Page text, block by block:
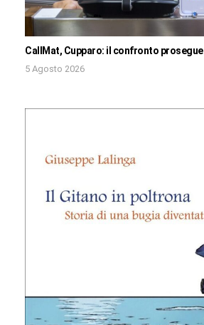
CallMat, Cupparo: il confronto prosegue
5 Agosto 2026